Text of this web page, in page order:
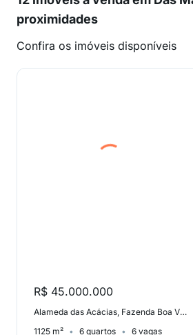
proximidades
Confira os imóveis disponíveis
R$ 45.000.000
Alameda das Acácias, Fazenda Boa Vista I
1125 m²
6 quartos 6 vagas